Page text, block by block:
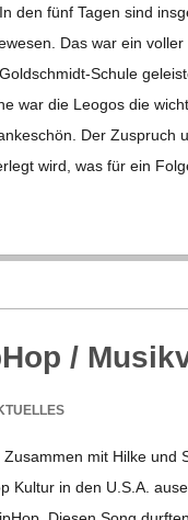
den fünf Tagen sind
Das war ein
Schule
war die Leo­gos die
Der
wird, was für ein
/​
mit Hilke
Kul­tur in den U.S.A.